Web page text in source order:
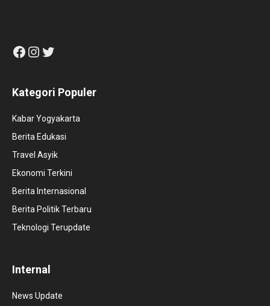
Facebook
Instagram
Twitter
Kategori Populer
Kabar Yogyakarta
Berita Edukasi
Travel Asyik
Ekonomi Terkini
Berita Internasional
Berita Politik Terbaru
Teknologi Terupdate
Internal
News Update